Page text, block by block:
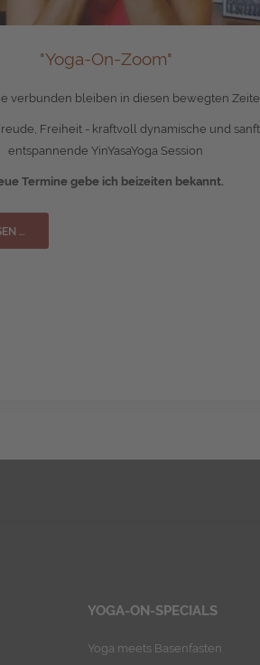
"Yoga-On-Zoom"
verbunden bleiben in diesen bewegten
Freiheit - kraftvoll dynamische und sanft
entspannende YinYasaYoga Session
Termine gebe ich beizeiten bekannt.
…
YOGA-ON-SPECIALS
Yoga meets Basenfasten